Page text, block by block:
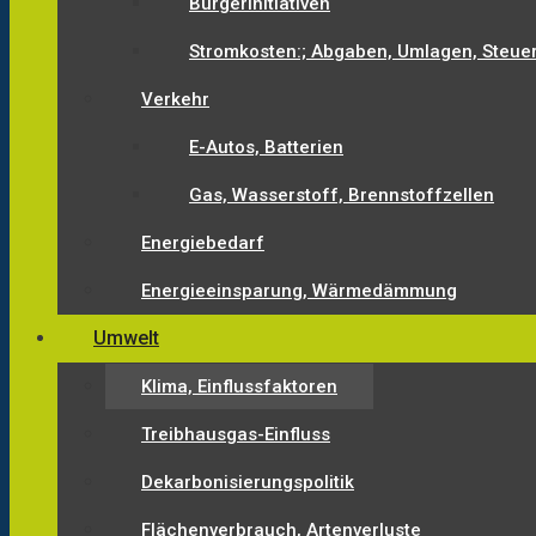
Stromkosten:; Abgaben, Umlagen,
Verkehr
E-Autos, Batterien
Gas, Wasserstoff, Brennstoffzellen
Energiebedarf
Energieeinsparung, Wärmedämmung
Umwelt
Klima, Einflussfaktoren
Treibhausgas-Einfluss
Dekarbonisierungspolitik
Flächenverbrauch, Artenverluste